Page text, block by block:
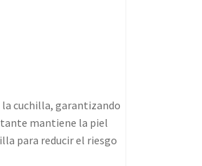
cuchilla, garantizando
mantiene la piel
para reducir el riesgo